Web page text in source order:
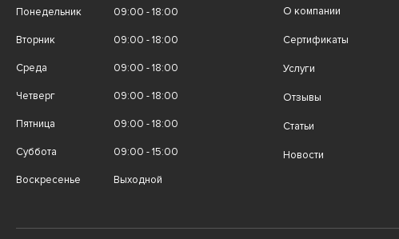
Понедельник 09:00 - 18:00
Вторник 09:00 - 18:00
Среда 09:00 - 18:00
Четверг 09:00 - 18:00
Пятница 09:00 - 18:00
Суббота 09:00 - 15:00
Воскресенье Выходной
О компании
Сертификаты
Услуги
Отзывы
Статьи
Новости